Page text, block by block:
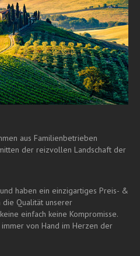
aus Familienbetrieben
der reizvollen Landschaft der
haben ein einzigartiges Preis- &
die Qualität unserer
einfach keine Kompromisse.
von Hand im Herzen der